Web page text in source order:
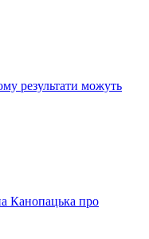
результати можуть
Канопацька про